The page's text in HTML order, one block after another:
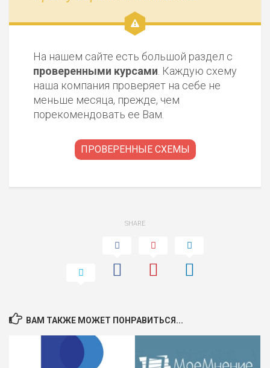
На нашем сайте есть большой раздел с
проверенными курсами . Каждую схему
наша компания проверяет на себе не
меньше месяца, прежде, чем
порекомендовать ее Вам.
ПРОВЕРЕННЫЕ СХЕМЫ
SHARE
ВАМ ТАКЖЕ МОЖЕТ ПОНРАВИТЬСЯ...